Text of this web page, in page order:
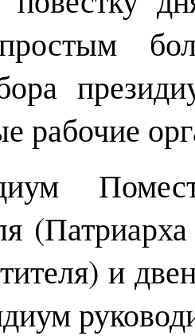
рабочие
и